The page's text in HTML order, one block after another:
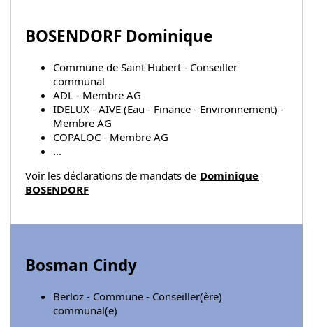
BOSENDORF Dominique
Commune de Saint Hubert - Conseiller
communal
ADL - Membre AG
IDELUX - AIVE (Eau - Finance - Environnement) -
Membre AG
COPALOC - Membre AG
...
Voir les déclarations de mandats de Dominique
BOSENDORF
Bosman Cindy
Berloz - Commune - Conseiller(ère)
communal(e)